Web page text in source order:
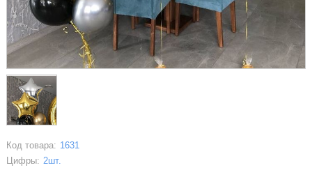
Код товара: 1631
Цифры: 2шт.